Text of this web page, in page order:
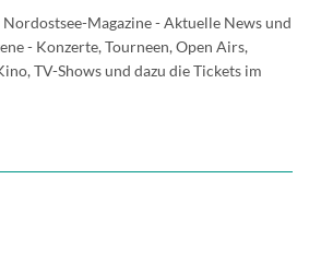
Magazine - Aktuelle News und
- Konzerte, Tourneen, Open Airs,
TV-Shows und dazu die Tickets im